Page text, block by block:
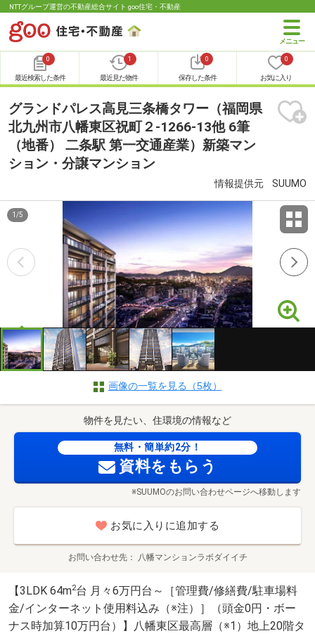
NTTグループ運営の不動産総合サイト goo住宅・不動産
0
最近検索した条件
1
最近見た物件
0
保存した条件
0
お気に入り
グランドパレス高見三条橋タワー（福岡県
北九州市八幡東区祝町２-1266-13他 6筆
（地番） 二条駅 第一交通産業）新築マン
ション・分譲マンション
情報提供元 SUUMO
1 /5
画像の一覧を見る（5枚）
物件を見たい、住環境の情報など
無料・簡単約2分！
資料をもらう
※SUUMOのお問い合わせページへ移動します
お気に入りに追加する
お問い合わせ先 八幡マンションラボダイイチ
【3LDK 64m2台 月々6万円台～［管理費/修繕費/駐車場料
金/インターネット使用料込み（※注）］（頭金0円・ボー
ナス時加算10万円台）】八幡東区最高層（※1）地上20階タ